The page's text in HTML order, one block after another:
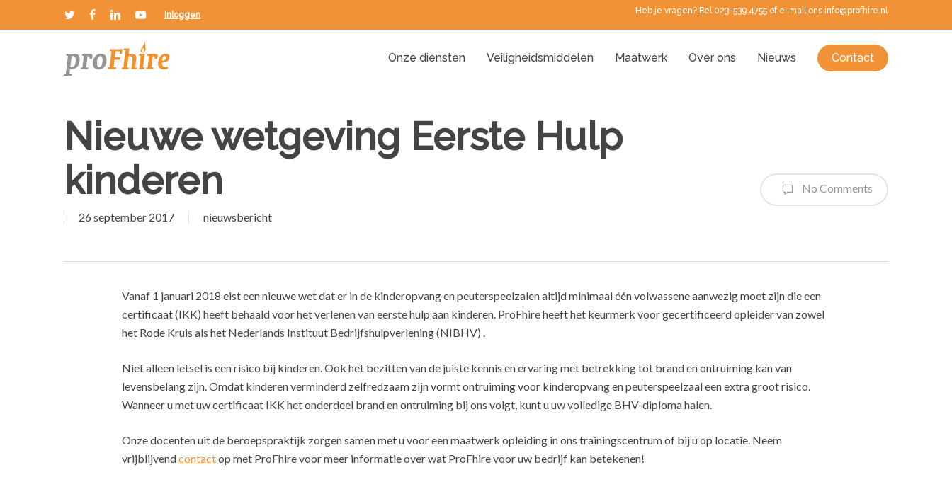
to
Inloggen Heb je vragen? Bel 023-539 4755 of e-mail ons info@profhire.nl
Onze diensten Veiligheidsmiddelen Maatwerk Over ons Nieuws Contact
Nieuwe wetgeving Eerste Hulp
kinderen
26 september 2017 nieuwsbericht
No Comments
Vanaf 1 januari 2018 eist een nieuwe wet dat er in de kinderopvang en peuterspeelzalen altijd minimaal één volwassene aanwezig moet zijn die een
certificaat (IKK) heeft behaald voor het verlenen van eerste hulp aan kinderen. ProFhire heeft het keurmerk voor gecertificeerd opleider van zowel
het Rode Kruis als het Nederlands Instituut Bedrijfshulpverlening (NIBHV) .
Niet alleen letsel is een risico bij kinderen. Ook het bezitten van de juiste kennis en ervaring met betrekking tot brand en ontruiming kan van
levensbelang zijn. Omdat kinderen verminderd zelfredzaam zijn vormt ontruiming voor kinderopvang en peuterspeelzaal een extra groot risico.
Wanneer u met uw certificaat IKK het onderdeel brand en ontruiming bij ons volgt, kunt u uw volledige BHV-diploma halen.
Onze docenten uit de beroepspraktijk zorgen samen met u voor een maatwerk opleiding in ons trainingscentrum of bij u op locatie. Neem
vrijblijvendcontactop met ProFhire voor meer informatie over wat ProFhire voor uw bedrijf kan betekenen!